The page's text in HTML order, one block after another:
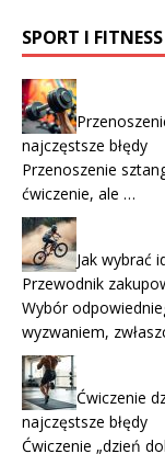
SPORT I FITNESS
najczęstsze błędy
Przenoszenie
ćwiczenie, ale …
Jak wybrać
Przewodnik
Wybór
wyzwaniem,
Ćwiczenie
najczęstsze błędy
Ćwiczenie „dzień